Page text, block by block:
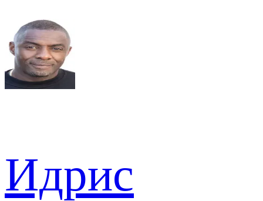
Идрис